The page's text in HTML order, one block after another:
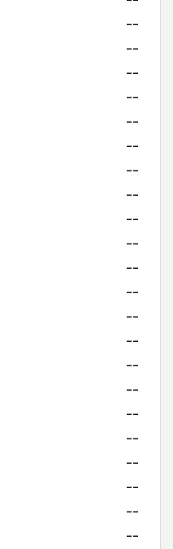
--
--
--
--
--
--
--
--
--
--
--
--
--
--
--
--
--
--
--
--
--
--